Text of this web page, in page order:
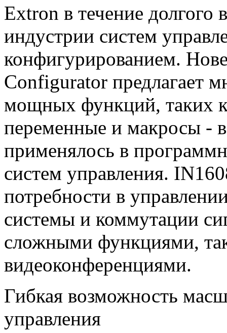
Extron в течение долгого
индустрии систем
конфигурированием.
Configurator предлагает
мощных функций, таких
переменные и макросы -
применялось в
систем управления.
потребности в
системы и коммутации
сложными функциями,
видеоконференциями.
Гибкая возможность
управления